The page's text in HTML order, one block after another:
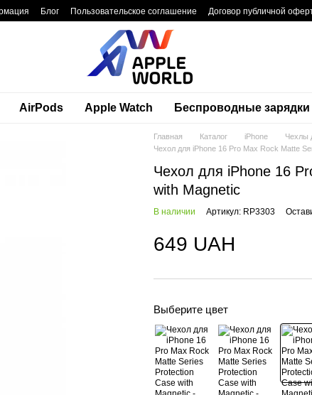
Блог Пользовательское соглашение Договор публичной
AirPods Apple Watch Беспроводные зарядки
Главная Каталог iPhone Чехлы
Чехол для iPhone 16 Pro Max Rock Matte
Чехол для iPhone 16
with Magnetic
В наличии Артикул: RP3303
649 UAH
Выберите цвет